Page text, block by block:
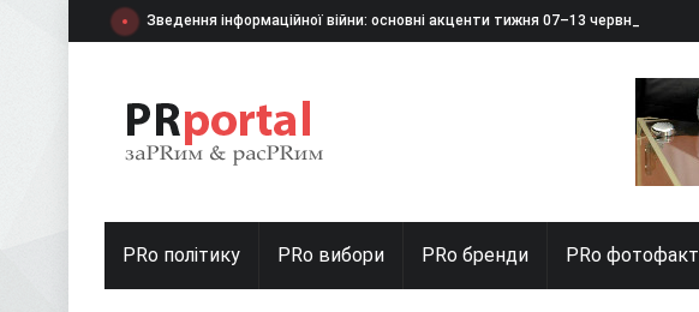
Перейти к основному содержаниюЗведення інформаційної війни: основні акценти тижня 07–13 червня 2025
PRo політику PRo вибори PRо бренди PRо фотофакт